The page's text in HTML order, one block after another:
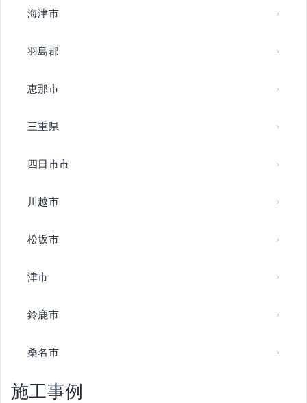
海津市
羽島郡
恵那市
三重県
四日市市
川越市
松坂市
津市
鈴鹿市
桑名市
施工事例